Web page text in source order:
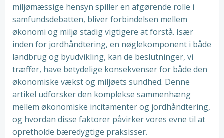
miljømæssige hensyn spiller en afgørende rolle i
samfundsdebatten, bliver forbindelsen mellem
økonomi og miljø stadig vigtigere at forstå. Især
inden for jordhåndtering, en nøglekomponent i både
landbrug og byudvikling, kan de beslutninger, vi
træffer, have betydelige konsekvenser for både den
økonomiske vækst og miljøets sundhed. Denne
artikel udforsker den komplekse sammenhæng
mellem økonomiske incitamenter og jordhåndtering,
og hvordan disse faktorer påvirker vores evne til at
opretholde bæredygtige praksisser.